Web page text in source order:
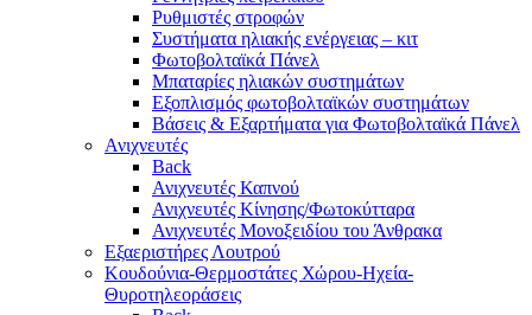
Ρυθμιστές στροφών
Συστήματα ηλιακής ενέργειας – κιτ
Φωτοβολταϊκά Πάνελ
Μπαταρίες ηλιακών συστημάτων
Εξοπλισμός φωτοβολταϊκών συστημάτων
Βάσεις & Εξαρτήματα για Φωτοβολταϊκά Πάνελ
Ανιχνευτές
Back
Ανιχνευτές Καπνού
Ανιχνευτές Κίνησης/Φωτοκύτταρα
Ανιχνευτές Μονοξειδίου του Άνθρακα
Εξαεριστήρες Λουτρού
Κουδούνια-Θερμοστάτες Χώρου-Ηχεία-
Θυροτηλεοράσεις